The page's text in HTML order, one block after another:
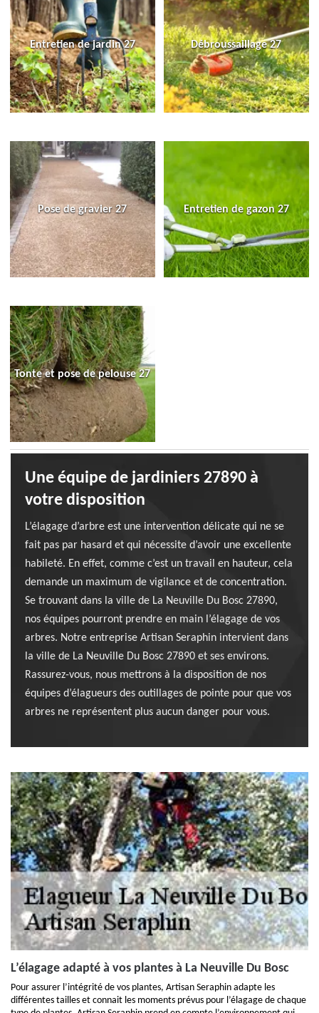
Entretien de jardin 27 Débroussaillage 27
Pose de gravier 27 Entretien de gazon 27
Tonte et pose de pelouse 27
Une équipe de jardiniers 27890 à
votre disposition
L’élagage d’arbre est une intervention délicate qui ne se
fait pas par hasard et qui nécessite d’avoir une excellente
habileté. En effet, comme c’est un travail en hauteur, cela
demande un maximum de vigilance et de concentration.
Se trouvant dans la ville de La Neuville Du Bosc 27890,
nos équipes pourront prendre en main l’élagage de vos
arbres. Notre entreprise Artisan Seraphin intervient dans
la ville de La Neuville Du Bosc 27890 et ses environs.
Rassurez-vous, nous mettrons à la disposition de nos
équipes d’élagueurs des outillages de pointe pour que vos
arbres ne représentent plus aucun danger pour vous.
L’élagage adapté à vos plantes à La Neuville Du Bosc
Pour assurer l’intégrité de vos plantes, Artisan Seraphin adapte les
différentes tailles et connait les moments prévus pour l’élagage de chaque